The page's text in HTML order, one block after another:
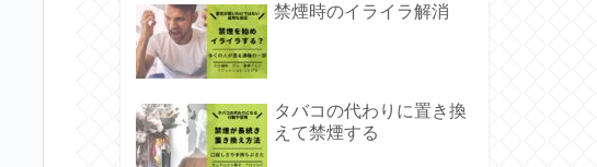
禁煙時のイライラ解消
タバコの代わりに置き換
えて禁煙する